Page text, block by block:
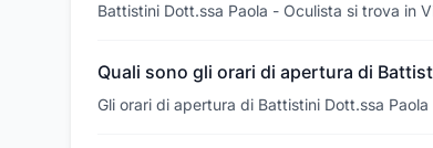
Battistini Dott.ssa Paola - Oculista si trova in
Quali sono gli orari di apertura di
Gli orari di apertura di Battistini Dott.ssa